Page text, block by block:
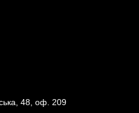
48, оф. 209